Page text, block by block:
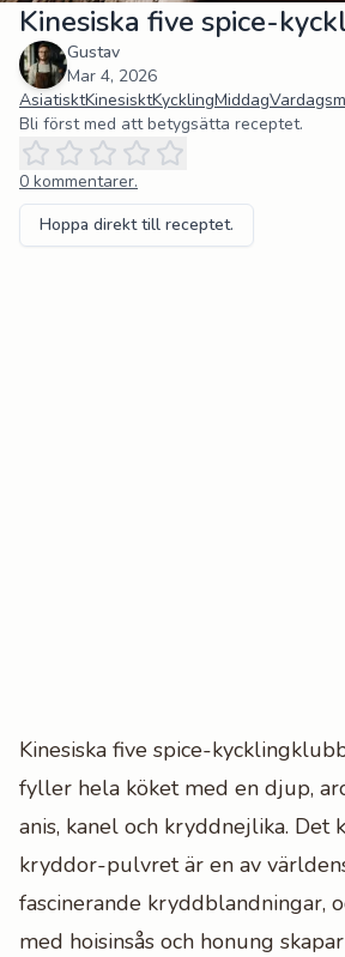
Kinesiska five spice-
Gustav
Mar 4, 2026
AsiatisktKinesisktKycklingMiddag
Bli först med att betygsätta receptet.
0 kommentarer.
Hoppa direkt till receptet.
Kinesiska five spice-
fyller hela köket med en djup,
anis, kanel och kryddnejlika. Det
kryddor-pulvret är en av
fascinerande kryddblandningar,
med hoisinsås och honung